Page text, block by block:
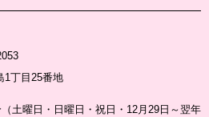
丁目25番地
土曜日・日曜日・祝日・12月29日～翌年